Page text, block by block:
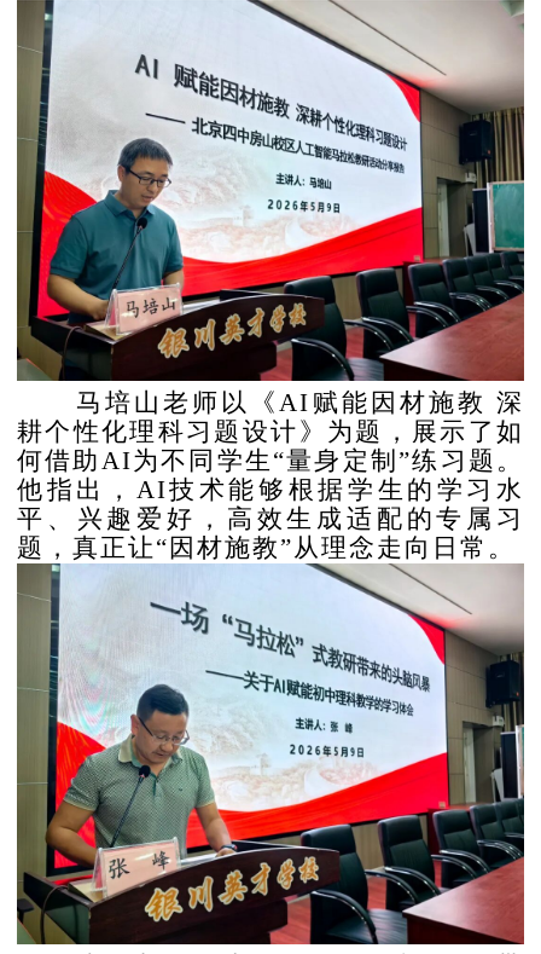
马培山老师以《AI赋能因材施教 深
耕个性化理科习题设计》为题，展示了如
何借助AI为不同学生“量身定制”练习题。
他指出，AI技术能够根据学生的学习水
平、兴趣爱好，高效生成适配的专属习
题，真正让“因材施教”从理念走向日常。